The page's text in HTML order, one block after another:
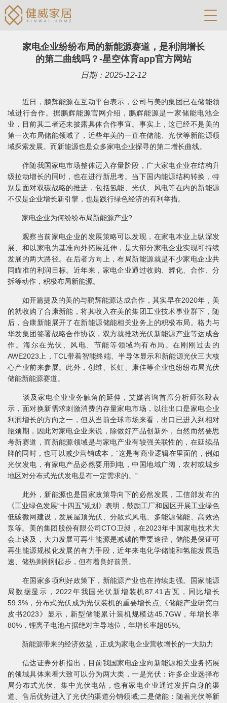
家电企业纷纷布局的新能源赛道，是利润增长
的第二曲线吗？-星空体育app官方网站
日期：2025-12-12
近日，鹏辉能源在互动平台表示，公司与美的集团已在储能领
域进行合作。据鹏辉能源官网介绍，鹏辉能源是一家储能电池企
业，目前其二者还未披露具体合作事宜。事实上，这已经不是美的
第一次布局储能领域了，近些年美的一直在储能、光伏等新能源领
域探索发展。而新能源也是众多家电企业探寻的第二增长曲线。
伴随我国家电市场整体迈入存量阶段，广大家电企业在结构升
级拉动增长的同时，也在进行新思考。当下国内能源结构转换，特
别是面对双碳战略的推进，包括氢能、光伏、风电等在内的新能源
不仅是企业增长新引擎，也是践行绿色经济的有利举措。
家电企业为何纷纷布局新能源产业?
观察当前家电企业的发展策略可以发现，在家电本业上纵深发
展、和以家电为基准向外拓展延伸，是大部分家电企业实现可持续
发展的两大路径。在后者方向上，布局新能源就是不少家电企业共
同瞄准的利润目标。近年来，家电企业通过收购、孵化、合作、分
拆等动作，积极布局新能源。
如开篇提及的美的与鹏辉能源达成合作，其实早在2020年，美
的就收购了合康新能，将其收入在美的集团工业技术事业群下，随
后，合康新能展开了在新能源储能相关业务上的积极布局。格力与
华发集团签署战略合作协议，双方就推动光伏新能源产业等达成合
作。海尔在光伏、风电、节能等领域均有布局。在刚刚过去的
AWE2023上，TCL带着智能终端、半导体显示和新能源光伏三大核
心产业前来参展。此外，创维、长虹、康佳等企业也纷纷布局光伏
储能新能源赛道。
谈及家电企业业务触角的延伸，艾媒咨询首席分析师张毅表
示，面对换新需求刺激消费的存量家电市场，以往出口是家电企业
利润增长的方向之一，但从当前全球市场来看，出口已进入到相对
瓶颈期，因此对家电企业来说，除做好产品创新外，自然而然要思
考新赛道，而新能源领域是与家电产业有较强关联性的，在延续品
牌的同时，也可以减少营销成本，“这是有商业逻辑在里面的，例如
光伏发电，有家电产品必然要用到电，中国地域广阔，农村或城乡
地区对分布式光伏发电是有一定需求的。”
此外，新能源也是国家政策导向下的必然发展，工信部发布的
《工业绿色发展“十四五”规划》表明，鼓励工厂和园区开展工业绿色
低碳微网建设，发展屋顶光伏、分散式风电、多能源储能、高效热
泵等。美的集团股份有限公司CTO卫昶，在2023年中国家电技术大
会上谈及，大力发展可再生能源是减碳的重要途径，储能是保证可
再生能源规模化发展的有力手段，近年来电化学储能和氢能发展迅
速、储热则刚刚起步，但有着良好前景。
在国家多项利好政策下，新能源产业也在持续走强。国家能源
局数据显示，2022年我国光伏新增装机87.41吉瓦，同比增长
59.3%，分布式光伏成为光伏装机的重要增长点;《储能产业研究白
皮书2023》显示，新型储能累计装机规模达45.7GW，年增长率
80%，锂离子电池占据绝对主导地位，年增长率超85%。
新能源带来的经济效益，正成为家电企业营收增长的一大助力
信达证券分析指出，目前我国家电企业向新能源相关业务拓展
的领域具体来看大致可以分为两大类，一是光伏：许多企业选择布
局分布式光伏、集中光伏电站，也有家电企业通过发挥自身的渠
道、售后优势进入了光伏的渠道分销领域;二是储能：随着光伏等新